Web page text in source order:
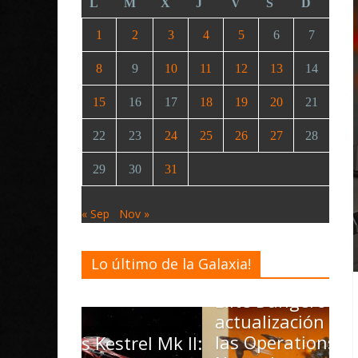
L M X J V S D
1 2 3 4 5 6 7
8 9 10 11 12 13 14
15 16 17 18 19 20 21
22 23 24 25 26 27 28
29 30 31
« Sep Nov »
Lo último de la Galaxia!
actualización 4.4.0: llegan
las Operations, el vehículo